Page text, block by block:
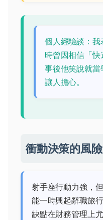
個人經驗談：
時曾因相信「快
事後他笑說就
讓人擔心。
衝動決策的風險
射手座行動力強，
能一時興起辭職旅
缺點在財務管理上尤